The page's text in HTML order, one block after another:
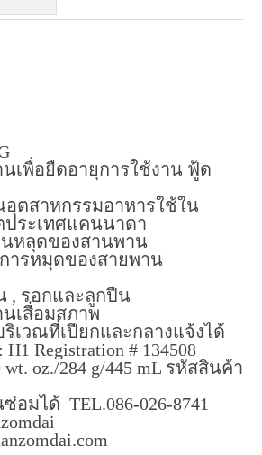
เพื่อยืดอายุการใช้งาน ฟู้ด
อุตสาหกรรมอาหารใช้ใน
ประเทศแคนนาดา
นหลุดของสานพาน
การหมุดของสายพาน
, รอกและลูกปืน
นเสื่อมสภาพ
ริเวณที่เปียกและกลางแจ้งได้
H1 Registration # 134508
oz./284 g/445 mL รหัสสินค้า
มได้ TEL.086-026-8741